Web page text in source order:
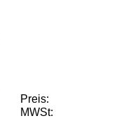
Preis:
MWSt: